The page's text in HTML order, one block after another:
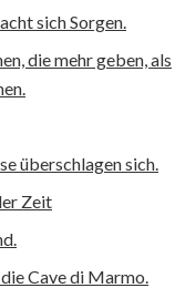
sich Sorgen.
die mehr geben, als
überschlagen sich.
Zeit
Cave di Marmo.